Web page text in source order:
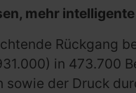
mehr
Rückgang
in 473.700
der Druck